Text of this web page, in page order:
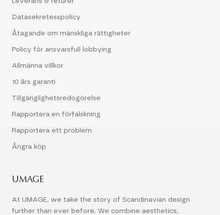
Datasekretesspolicy
Åtagande om mänskliga rättigheter
Policy för ansvarsfull lobbying
Allmänna villkor
10 års garanti
Tillgänglighetsredogörelse
Rapportera en förfalskning
Rapportera ett problem
Ångra köp
UMAGE
At UMAGE, we take the story of Scandinavian design
further than ever before. We combine aesthetics,